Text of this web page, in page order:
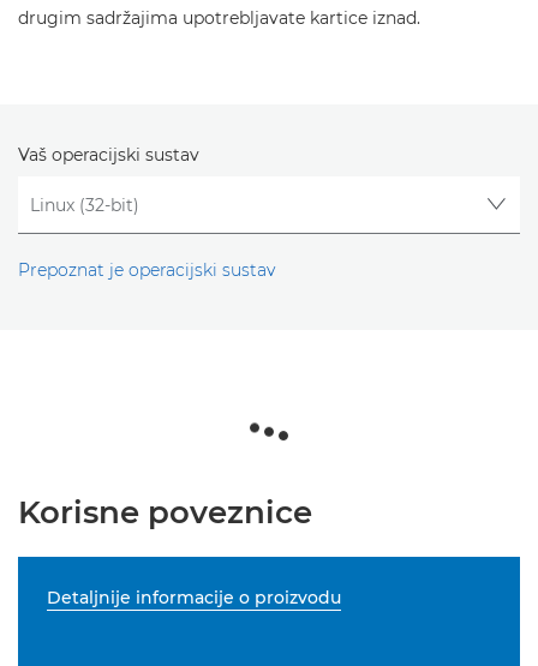
drugim sadržajima upotrebljavate kartice iznad.
Vaš operacijski sustav
Prepoznat je operacijski sustav
Korisne poveznice
Detaljnije informacije o proizvodu